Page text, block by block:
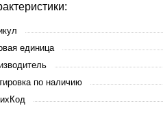
единица
по наличию